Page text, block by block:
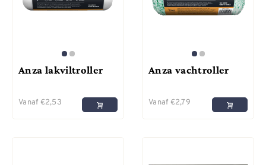
Anza lakviltroller
Vanaf €2,53
Anza vachtroller
Vanaf €2,79